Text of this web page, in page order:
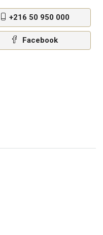
+216 50 950 000
Facebook